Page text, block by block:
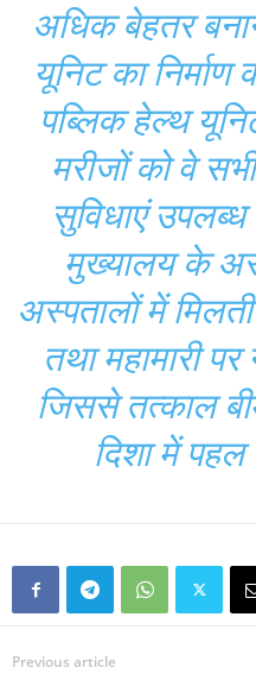
अधिक बेहतर
यूनिट का
पब्लिक हेल्थ
मरीजों को वे
सुविधाएं उपलब्ध
मुख्यालय के
अस्पतालों में
तथा महामारी
जिससे तत्काल
दिशा में
Previous article